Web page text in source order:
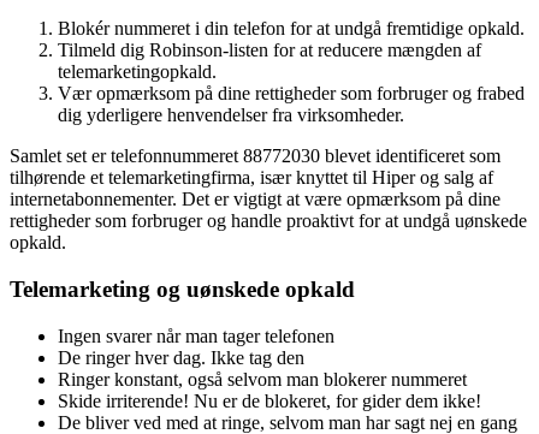
Blokér nummeret i din telefon for at undgå fremtidige opkald.
Tilmeld dig Robinson-listen for at reducere mængden af
telemarketingopkald.
Vær opmærksom på dine rettigheder som forbruger og frabed
dig yderligere henvendelser fra virksomheder.
Samlet set er telefonnummeret 88772030 blevet identificeret som
tilhørende et telemarketingfirma, især knyttet til Hiper og salg af
internetabonnementer. Det er vigtigt at være opmærksom på dine
rettigheder som forbruger og handle proaktivt for at undgå uønskede
opkald.
Telemarketing og uønskede opkald
Ingen svarer når man tager telefonen
De ringer hver dag. Ikke tag den
Ringer konstant, også selvom man blokerer nummeret
Skide irriterende! Nu er de blokeret, for gider dem ikke!
De bliver ved med at ringe, selvom man har sagt nej en gang